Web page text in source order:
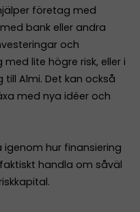
företag med
bank eller andra
och
lite högre risk, eller i
Almi. Det kan också
med nya idéer och
igenom hur finansiering
handla om såväl